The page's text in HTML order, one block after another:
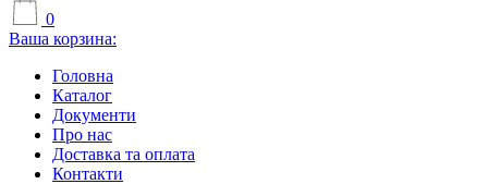
0
Ваша корзина:
Головна
Каталог
Документи
Про нас
Доставка та оплата
Контакти